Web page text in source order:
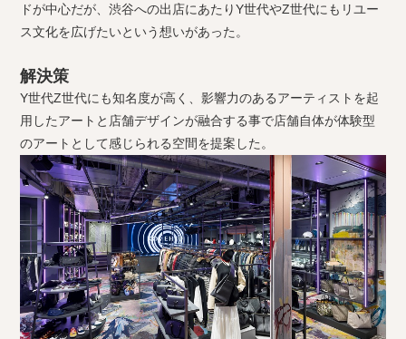
ドが中心だが、渋谷への出店にあたりY世代やZ世代にもリユー
ス文化を広げたいという想いがあった。
解決策
Y世代Z世代にも知名度が高く、影響力のあるアーティストを起
用したアートと店舗デザインが融合する事で店舗自体が体験型
のアートとして感じられる空間を提案した。